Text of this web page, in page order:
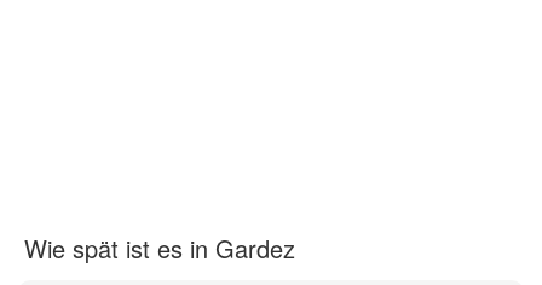
Wie spät ist es in Gardez